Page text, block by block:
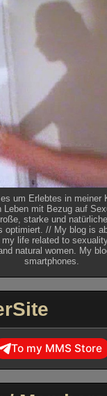
um Erlebtes in meiner
Leben mit Bezug auf
starke und
optimiert. // My blog is
life related to
natural women. My
smartphones.
To my MMS Store